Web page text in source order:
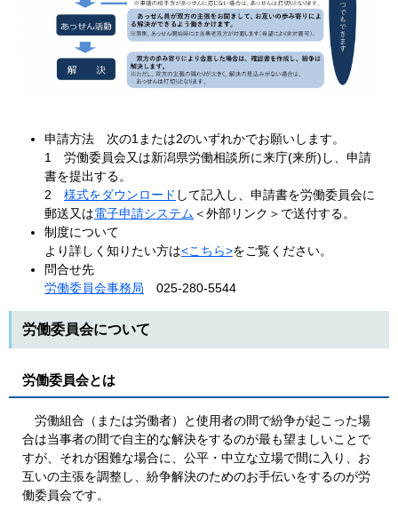
申請方法 次の1または2のいずれかでお願いします。
1 労働委員会又は新潟県労働相談所に来庁(来所)し、申請
書を提出する。
2 様式をダウンロード して記入し、申請書を労働委員会に
郵送又は電子申請システム ＜外部リンク＞ で送付する。
制度について
より詳しく知りたい方は<こちら>をご覧ください。
問合せ先
労働委員会事務局 025-280-5544
労働委員会について
労働委員会とは
労働組合（または労働者）と使用者の間で紛争が起こった場
合は当事者の間で自主的な解決をするのが最も望ましいことで
すが、それが困難な場合に、公平・中立な立場で間に入り、お
互いの主張を調整し、紛争解決のためのお手伝いをするのが労
働委員会です。